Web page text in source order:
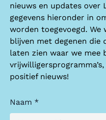
nieuws en updates over
gegevens hieronder in
worden toegevoegd.
blijven met degenen
laten zien waar we mee
positief nieuws!
Naam *